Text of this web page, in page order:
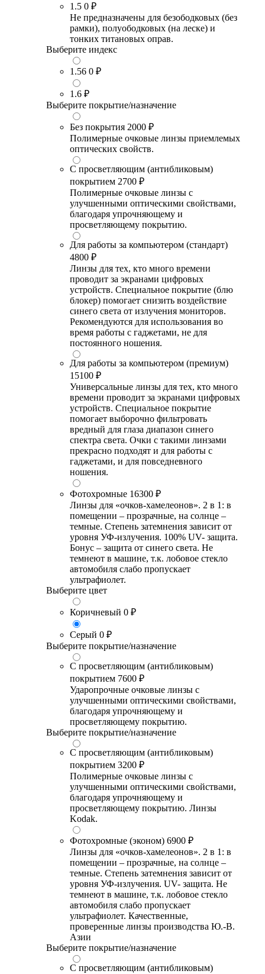
1.5 0 ₽
Не предназначены для безободковых (без
рамки), полуободковых (на леске) и
тонких титановых оправ.
Выберите индекс
1.56 0 ₽
1.6 ₽
Выберите покрытие/назначение
Без покрытия 2000 ₽
Полимерные очковые линзы приемлемых
оптических свойств.
С просветляющим (антибликовым)
покрытием 2700 ₽
Полимерные очковые линзы с
улучшенными оптическими свойствами,
благодаря упрочняющему и
просветляющему покрытию.
Для работы за компьютером (стандарт)
4800 ₽
Линзы для тех, кто много времени
проводит за экранами цифровых
устройств. Специальное покрытие (блю
блокер) помогает снизить воздействие
синего света от излучения мониторов.
Рекомендуются для использования во
время работы с гаджетами, не для
постоянного ношения.
Для работы за компьютером (премиум)
15100 ₽
Универсальные линзы для тех, кто много
времени проводит за экранами цифровых
устройств. Специальное покрытие
помогает выборочно фильтровать
вредный для глаза диапазон синего
спектра света. Очки с такими линзами
прекрасно подходят и для работы с
гаджетами, и для повседневного
ношения.
Фотохромные 16300 ₽
Линзы для «очков-хамелеонов». 2 в 1: в
помещении – прозрачные, на солнце –
темные. Степень затемнения зависит от
уровня УФ-излучения. 100% UV- защита.
Бонус – защита от синего света. Не
темнеют в машине, т.к. лобовое стекло
автомобиля слабо пропускает
ультрафиолет.
Выберите цвет
Коричневый 0 ₽
Серый 0 ₽
Выберите покрытие/назначение
С просветляющим (антибликовым)
покрытием 7600 ₽
Ударопрочные очковые линзы с
улучшенными оптическими свойствами,
благодаря упрочняющему и
просветляющему покрытию.
Выберите покрытие/назначение
С просветляющим (антибликовым)
покрытием 3200 ₽
Полимерные очковые линзы с
улучшенными оптическими свойствами,
благодаря упрочняющему и
просветляющему покрытию. Линзы
Kodak.
Фотохромные (эконом) 6900 ₽
Линзы для «очков-хамелеонов». 2 в 1: в
помещении – прозрачные, на солнце –
темные. Степень затемнения зависит от
уровня УФ-излучения. UV- защита. Не
темнеют в машине, т.к. лобовое стекло
автомобиля слабо пропускает
ультрафиолет. Качественные,
проверенные линзы производства Ю.-В.
Азии
Выберите покрытие/назначение
С просветляющим (антибликовым)